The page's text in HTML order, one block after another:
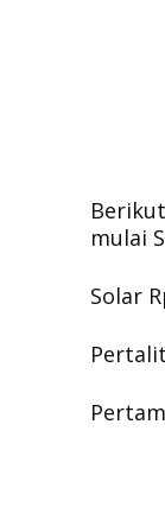
mulai
Solar